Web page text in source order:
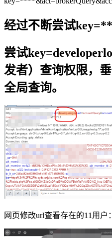
经过不断尝试
尝试
发者）查询权限，
全局查询。
网页修改url查看存在的11用户：